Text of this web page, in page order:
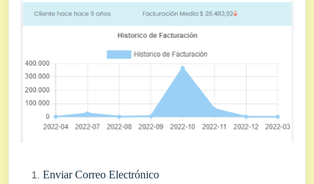
Enviar Correo Electrónico